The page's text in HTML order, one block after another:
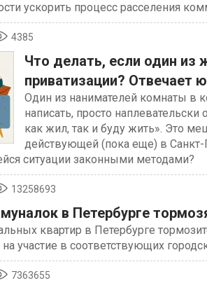
ускорить процесс расселения
4385
Что делать, если один из
приватизации? Отвечает
Один из нанимателей комнаты в
написать, просто
как жил, так и буду жить». Это
действующей (пока еще) в
ситуации законными методами?
13258693
в Петербурге
квартир в Петербурге
участие в соответствующих
7363655